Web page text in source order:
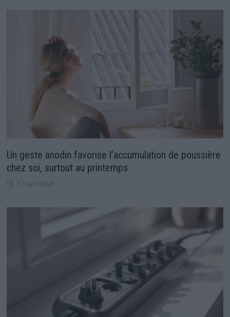
Un geste anodin favorise l’accumulation de poussière
chez soi, surtout au printemps
17 avril 2025